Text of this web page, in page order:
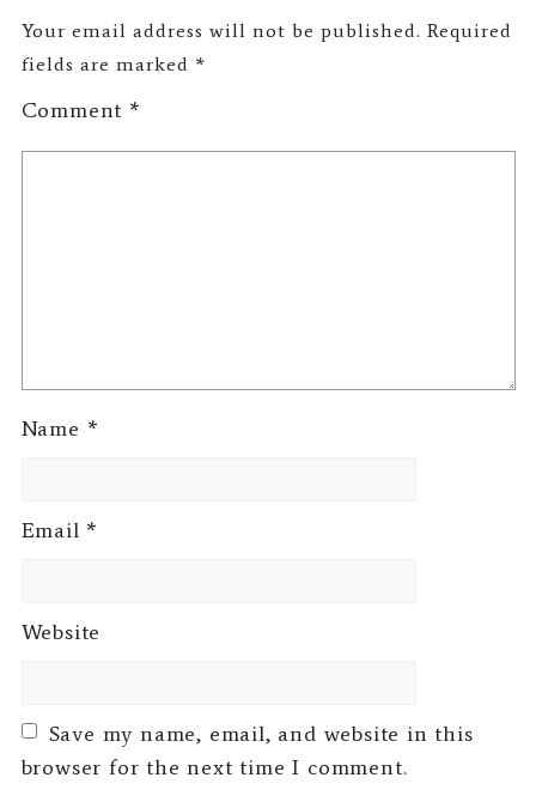
Your email address will not be published. Required
fields are marked *
Comment *
Name *
Email *
Website
Save my name, email, and website in this
browser for the next time I comment.